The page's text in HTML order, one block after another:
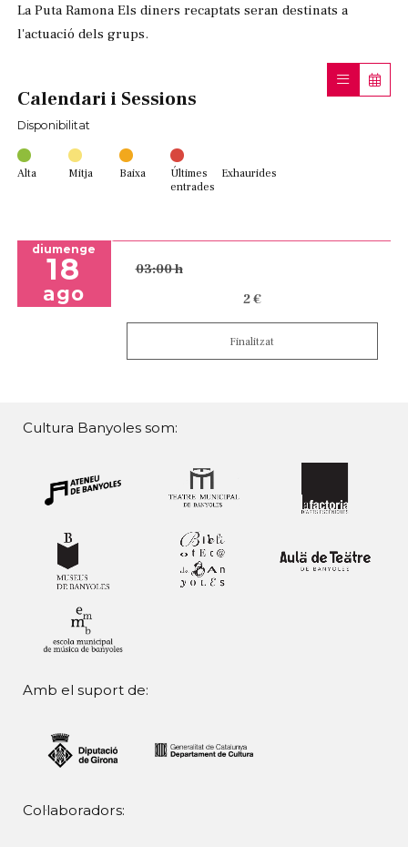
La Puta Ramona Els diners recaptats seran destinats a
l'actuació dels grups.
Calendari i Sessions
Disponibilitat
Alta Mitja Baixa
Últimes
entrades
Exhaurides
diumenge
18
ago
03:00 h
2 €
Finalitzat
Cultura Banyoles som:
Amb el suport de:
Col·laboradors: